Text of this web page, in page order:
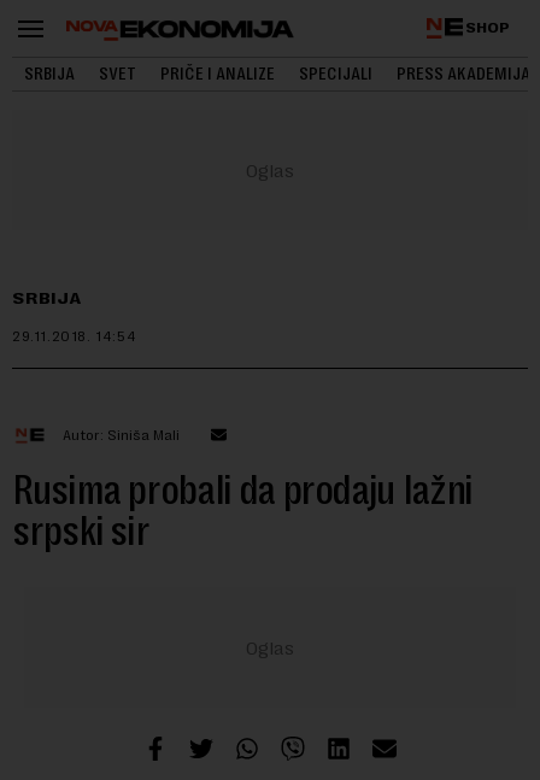
SHOP
SRBIJA SVET PRIČE I ANALIZE SPECIJALI PRESS AKADEMIJA
SRBIJA
29.11.2018. 14:54
Autor: Siniša Mali
Rusima probali da prodaju lažni
srpski sir